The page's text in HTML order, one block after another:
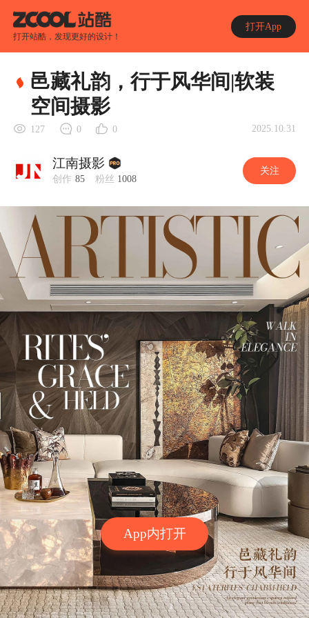
打开站酷，发现更好的设计！
打开App
App内打开
邑藏礼韵，行于风华间|软装
空间摄影
127 0 0 2025.10.31
江南摄影
创作 85 粉丝 1008
关注